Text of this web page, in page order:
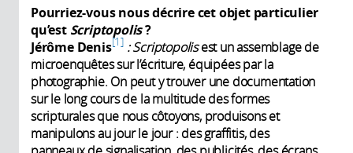
Pourriez-vous nous décrire cet objet particulier
qu’est Scriptopolis?
Jérôme Denis 1 : Scriptopolisest un assemblage de
microenquêtes sur l’écriture, équipées par la
photographie. On peut y trouver une documentation
sur le long cours de la multitude des formes
scripturales que nous côtoyons, produisons et
manipulons au jour le jour : des graffitis, des